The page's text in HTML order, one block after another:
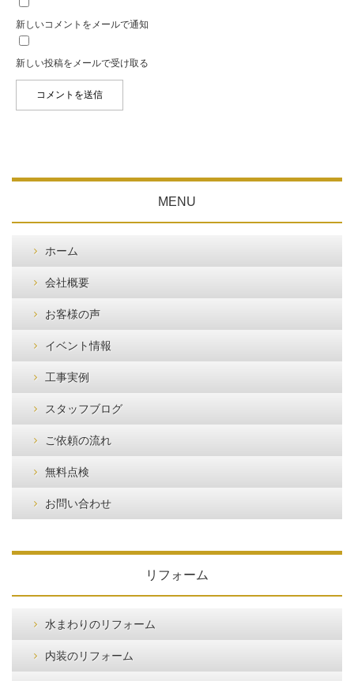
新しいコメントをメールで通知
新しい投稿をメールで受け取る
MENU
ホーム
会社概要
お客様の声
イベント情報
工事実例
スタッフブログ
ご依頼の流れ
無料点検
お問い合わせ
リフォーム
水まわりのリフォーム
内装のリフォーム